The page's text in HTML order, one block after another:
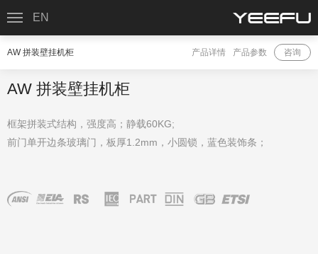
EN
AW 拼装壁挂机柜 产品详情 产品参数 咨询
AW 拼装壁挂机柜
框架拼装式结构，强度高；静载60KG;
前门单开边条玻璃门，板厚1.2mm，小圆锁，蓝色装饰条；